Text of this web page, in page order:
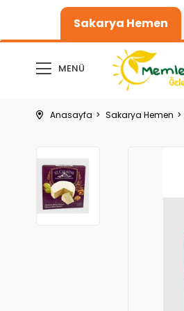
Sakarya Hemen
MENÜ
Anasayfa Sakarya Hemen